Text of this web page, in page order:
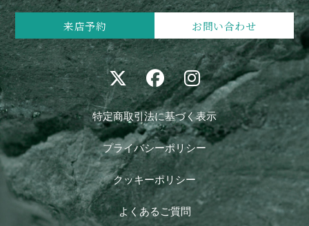
来店予約 お問い合わせ
特定商取引法に基づく表示
プライバシーポリシー
クッキーポリシー
よくあるご質問